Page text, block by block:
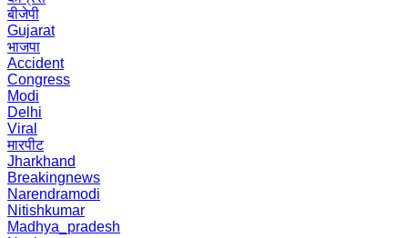
बीजेपी
Gujarat
भाजपा
Accident
Congress
Modi
Delhi
Viral
मारपीट
Jharkhand
Breakingnews
Narendramodi
Nitishkumar
Madhya_pradesh